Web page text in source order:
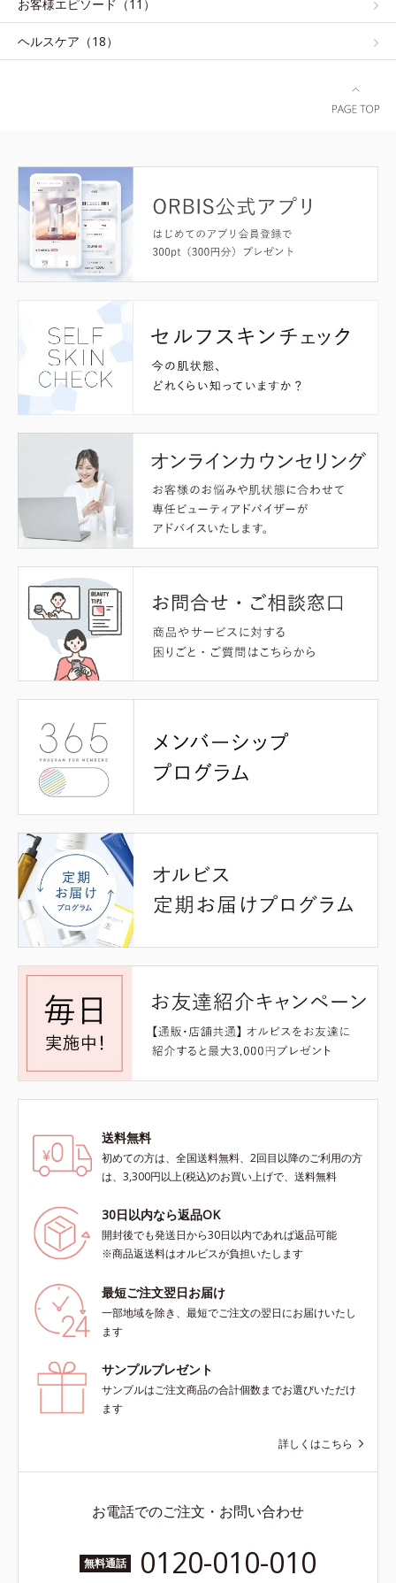
お客様エピソード（11）
ヘルスケア（18）
送料無料
初めての方は、全国送料無料、2回目以降のご利用の方
は、3,300円以上(税込)のお買い上げで、送料無料
30日以内なら返品OK
開封後でも発送日から30日以内であれば返品可能
※商品返送料はオルビスが負担いたします
最短ご注文翌日お届け
一部地域を除き、最短でご注文の翌日にお届けいたし
ます
サンプルプレゼント
サンプルはご注文商品の合計個数までお選びいただけ
ます
詳しくはこちら
お電話でのご注文・お問い合わせ
無料通話 0120-010-010